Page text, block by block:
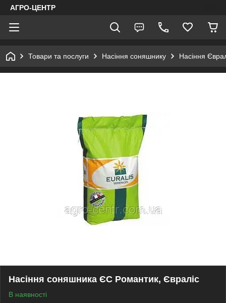
АГРО-ЦЕНТР
Товари та послуги Насіння соняшнику Насіння
Насіння соняшника ЄС Романтик, Євраліс
В наявності